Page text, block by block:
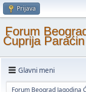
Prijava
Forum
Ćuprija Paraćin
Glavni meni
Forum Beograd Jagodina